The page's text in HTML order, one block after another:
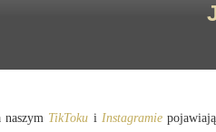
naszym TikToku iInstagramie